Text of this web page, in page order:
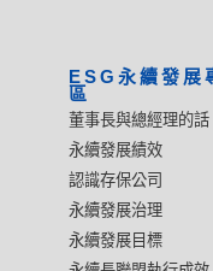
ESG永續發展
區
董事長與總經理的話
永續發展績效
認識存保公司
永續發展治理
永續發展目標